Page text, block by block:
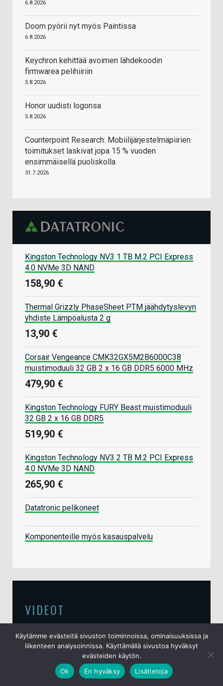
6.8.2026
Doom pyörii nyt myös Paintissa
6.8.2026
Keychron kehittää avoimen lähdekoodin
firmwarea pelihiiriin
5.8.2026
Honor uudisti logonsa
5.8.2026
Counterpoint Research: Mobiilijärjestelmäpiirien
toimitukset laskivat jopa 15 % vuoden
ensimmäisellä puoliskolla
31.7.2026
Kingston Technology NV3 1 TB M.2 PCI Express
4.0 NVMe 3D NAND
158,90 €
Thermal Grizzly PhaseSheet PTM jäähdytyslevyn
yhdiste Lämpöalusta 2 g
13,90 €
Corsair Vengeance CMK32GX5M2B6000C38
muistimoduuli 32 GB 2 x 16 GB DDR5 6000 MHz
479,90 €
Kingston Technology FURY Beast muistimoduuli
32 GB 2 x 16 GB DDR5
519,90 €
Kingston Technology NV3 2 TB M.2 PCI Express
4.0 NVMe 3D NAND
265,90 €
Datatronic pelikoneet
Komponenteille myös kasauspalvelu
VIDEOT
Video: Testissä Audeze Maxwell 2
-pelikuulokkeet
15.6.2026
Käytämme evästeitä sivuston toiminnoissa, ominaisuuksissa ja
liikenteen analysoinnissa. Käyttämällä sivustoa hyväksyt
evästeiden käytön.
Ok
En hyväksy Lisätietoja